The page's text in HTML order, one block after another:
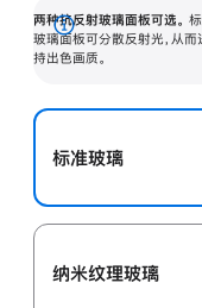
两种抗反射玻璃面板可选。
玻璃面板可分散反射光，从
持出色画质。
展
开
标准玻璃
纳米纹理玻璃